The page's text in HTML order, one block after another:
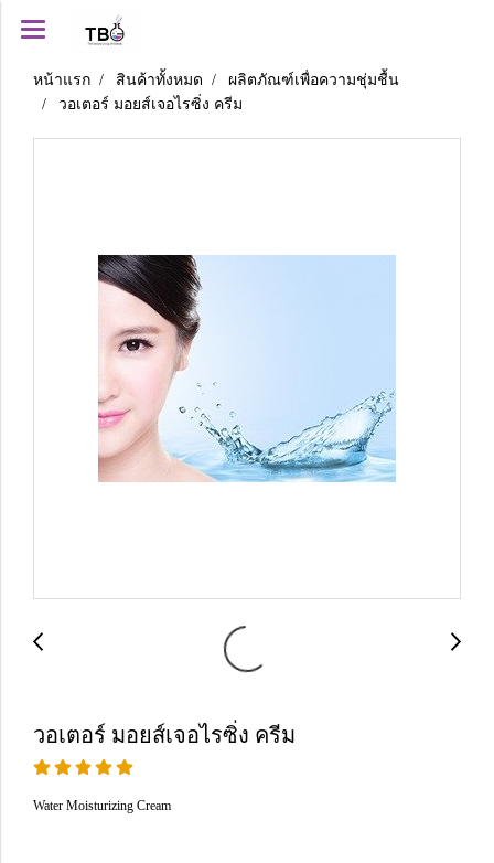
หน้าแรก สินค้าทั้งหมด
ผลิตภัณฑ์เพื่อความชุ่มชื้น
วอเตอร์ มอยส์เจอไรซิ่ง ครีม
วอเตอร์ มอยส์เจอไรซิ่ง ครีม
Water Moisturizing Cream